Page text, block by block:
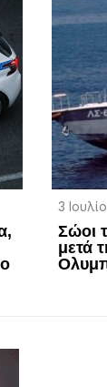
3
Σώοι
μετά